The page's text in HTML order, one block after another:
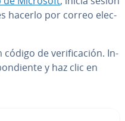
hacerlo por correo ele­c­
código de ve­ri­fi­ca­ción. In­
y haz clic en